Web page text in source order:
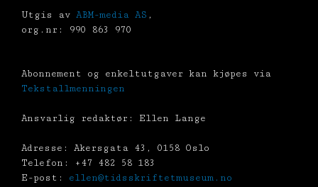
Utgis av ABM-media AS ,
org.nr: 990 863 970
Abonnement og enkeltutgaver kan kjøpes via
Tekstallmenningen
Ansvarlig redaktør: Ellen Lange
Adresse: Akersgata 43, 0158 Oslo
Telefon: +47 482 58 183
E-post: ellen@tidsskriftetmuseum.no